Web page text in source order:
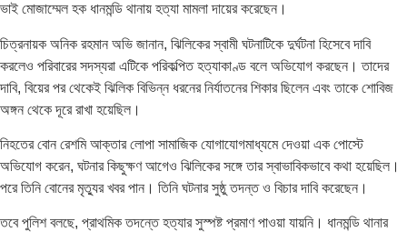
ভাই মোজাম্মেল হক ধানমন্ডি থানায় হত্যা মামলা দায়ের করেছেন।
চিত্রনায়ক অনিক রহমান অভি জানান, ঝিলিকের স্বামী ঘটনাটিকে দুর্ঘটনা হিসেবে দাবি
করলেও পরিবারের সদস্যরা এটিকে পরিকল্পিত হত্যাকাণ্ড বলে অভিযোগ করছেন। তাদের
দাবি, বিয়ের পর থেকেই ঝিলিক বিভিন্ন ধরনের নির্যাতনের শিকার ছিলেন এবং তাকে শোবিজ
অঙ্গন থেকে দূরে রাখা হয়েছিল।
নিহতের বোন রেশমি আক্তার লোপা সামাজিক যোগাযোগমাধ্যমে দেওয়া এক পোস্টে
অভিযোগ করেন, ঘটনার কিছুক্ষণ আগেও ঝিলিকের সঙ্গে তার স্বাভাবিকভাবে কথা হয়েছিল।
পরে তিনি বোনের মৃত্যুর খবর পান। তিনি ঘটনার সুষ্ঠু তদন্ত ও বিচার দাবি করেছেন।
তবে পুলিশ বলছে, প্রাথমিক তদন্তে হত্যার সুস্পষ্ট প্রমাণ পাওয়া যায়নি। ধানমন্ডি থানার